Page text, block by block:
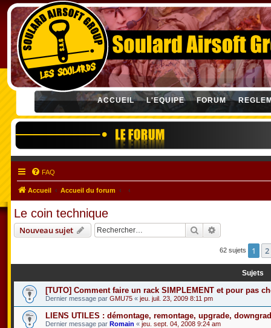
ACCUEIL L'EQUIPE FORUM
FAQ
Accueil Accueil du forum
Le coin technique
Nouveau sujet Rechercher
62 sujets 1 2
Sujets
[TUTO] Comment faire un rack SIMPLEMENT et pour pas
Dernier message par GMU75 « jeu. juil. 23, 2009 8:11 pm
LIENS UTILES : démontage, remontage, upgrade,
Dernier message par Romain « jeu. sept. 04, 2008 9:24 am